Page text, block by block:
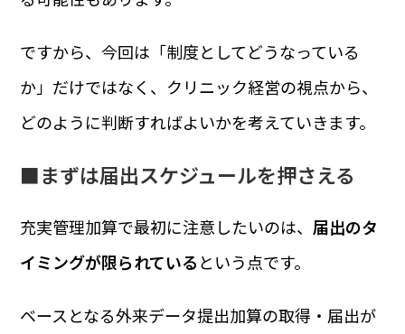
ですから、今回は「制度としてどうなっている
か」だけではなく、クリニック経営の視点から、
どのように判断すればよいかを考えていきます。
■まずは届出スケジュールを押さえる
充実管理加算で最初に注意したいのは、 届出のタ
イミングが限られているという点です。
ベースとなる外来データ提出加算の取得・届出が